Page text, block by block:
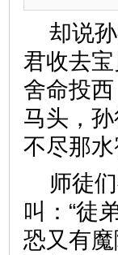
却说
君收去
舍命投
马头，
不尽那水
师徒
叫：“徒
恐又有